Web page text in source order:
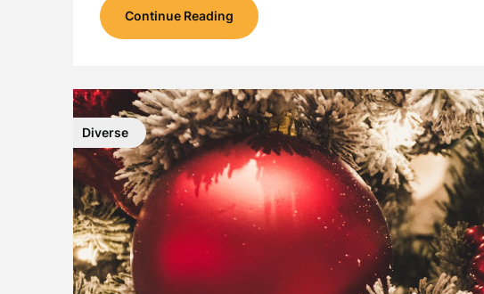
Continue Reading
Diverse